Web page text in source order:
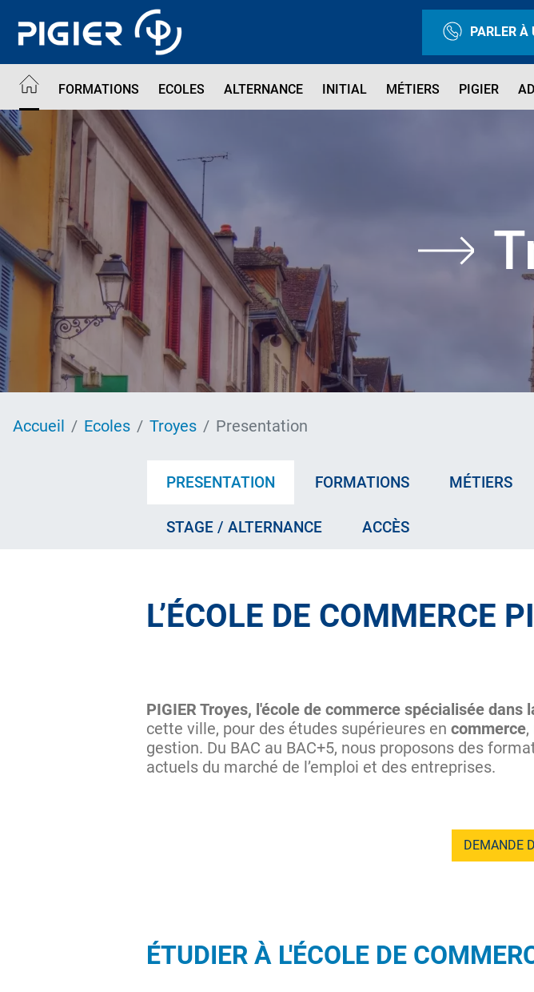
contenu
PARLER À
FORMATIONS ECOLES ALTERNANCE INITIAL MÉTIERS PIGIER
Accueil Ecoles Troyes Presentation
PRESENTATION FORMATIONS MÉTIERS
STAGE / ALTERNANCE ACCÈS
L’ÉCOLE DE COMMERCE
PIGIER Troyes, l'école de commerce spécialisée
cette ville, pour des études supérieures en commerce
gestion. Du BAC au BAC+5, nous proposons des
actuels du marché de l’emploi et des entreprises.
DEMANDE
ÉTUDIER À L'ÉCOLE DE